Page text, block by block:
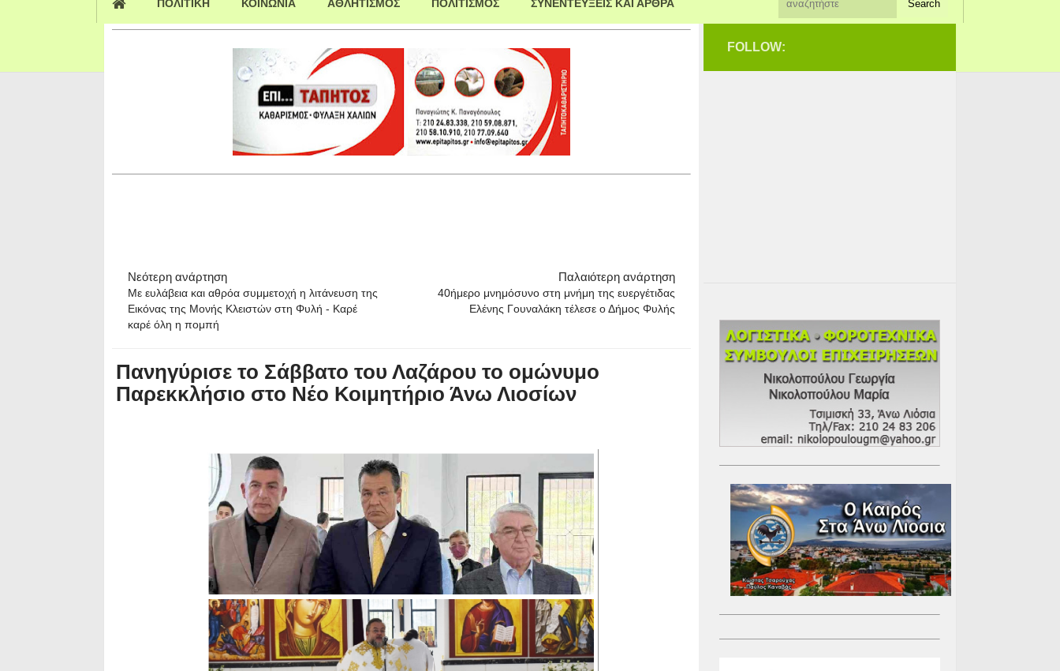
ΠΟΛΙΤΙΚΗ ΚΟΙΝΩΝΙΑ ΑΘΛΗΤΙΣΜΟΣ ΠΟΛΙΤΙΣΜΟΣ ΣΥΝΕΝΤΕΥΞΕΙΣ ΚΑΙ ΑΡΘΡΑ
Νεότερη ανάρτηση
Με ευλάβεια και αθρόα συμμετοχή η λιτάνευση της
Εικόνας της Μονής Κλειστών στη Φυλή - Καρέ
καρέ όλη η πομπή
Παλαιότερη ανάρτηση
40ήμερο μνημόσυνο στη μνήμη της ευεργέτιδας
Ελένης Γουναλάκη τέλεσε ο Δήμος Φυλής
Πανηγύρισε το Σάββατο του Λαζάρου το ομώνυμο
Παρεκκλήσιο στο Νέο Κοιμητήριο Άνω Λιοσίων
FOLLOW: